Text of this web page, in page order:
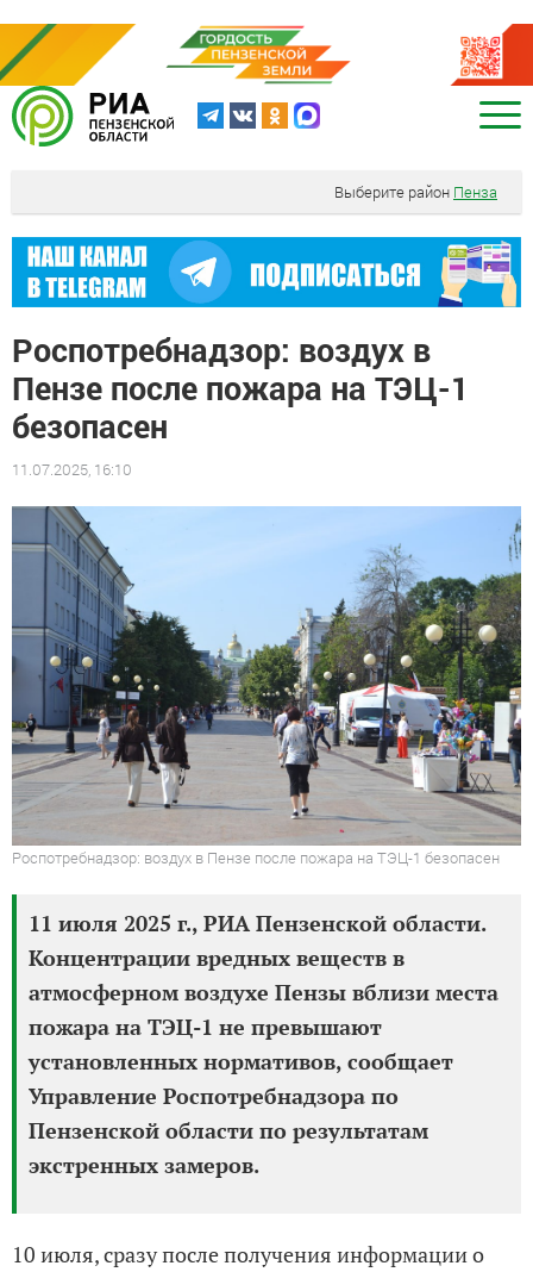
Выберите район Пенза
Роспотребнадзор: воздух в
Пензе после пожара на ТЭЦ-1
безопасен
11.07.2025, 16:10
Роспотребнадзор: воздух в Пензе после пожара на ТЭЦ-1 безопасен
11 июля 2025 г., РИА Пензенской области.
Концентрации вредных веществ в
атмосферном воздухе Пензы вблизи места
пожара на ТЭЦ-1 не превышают
установленных нормативов, сообщает
Управление Роспотребнадзора по
Пензенской области по результатам
экстренных замеров.
10 июля, сразу после получения информации о